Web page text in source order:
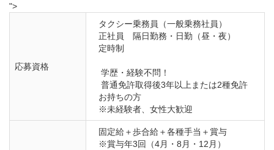
">
応募資格
タクシー乗務員（一般乗務社員）
正社員　隔日勤務・日勤（昼・夜）
定時制
お持ちの方
※未経験者、女性大歓迎
固定給＋歩合給＋各種手当＋賞与
※賞与年3回（4月・8月・12月）